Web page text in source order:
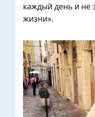
каждый день и не
жизни».